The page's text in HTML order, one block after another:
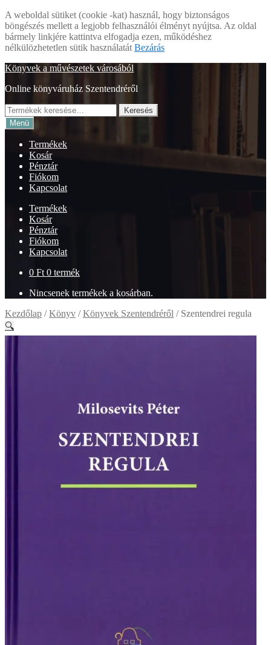
A weboldal sütiket (cookie -kat) használ, hogy biztonságos
böngészés mellett a legjobb felhasználói élményt nyújtsa. Az oldal
bármely linkjére kattintva elfogadja ezen, működéshez
nélkülözhetetlen sütik használatát Bezárás
Ugrás
navigációhoz
Kilépés
tartalomba
Könyvek a művészetek városából
Online könyváruház Szentendréről
Keresés
a
következőre:
Keresés
Menü
Termékek
Kosár
Pénztár
Fiókom
Kapcsolat
Termékek
Kosár
Pénztár
Fiókom
Kapcsolat
0 Ft 0 termék
Nincsenek termékek a kosárban.
Kezdőlap /Könyv /Könyvek Szentendréről / Szentendrei regula
🔍